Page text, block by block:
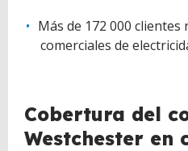
Más de 172 000 clientes
comerciales de
Cobertura del
Westchester en